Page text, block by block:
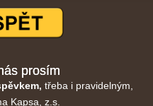
prosím
třeba i pravidelným,
Kapsa, z.s.